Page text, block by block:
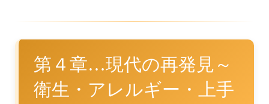
第４章…現代の再発見～
衛生・アレルギー・上手